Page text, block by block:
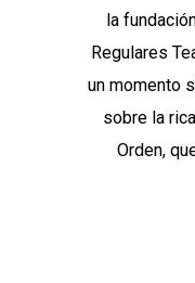
la
Regulares
un momento
sobre la
Orden,